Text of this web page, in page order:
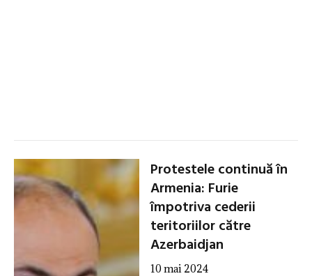
Protestele continuă în
Armenia: Furie
împotriva cederii
teritoriilor către
Azerbaidjan
10 mai 2024